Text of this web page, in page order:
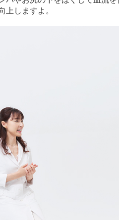
上しますよ。